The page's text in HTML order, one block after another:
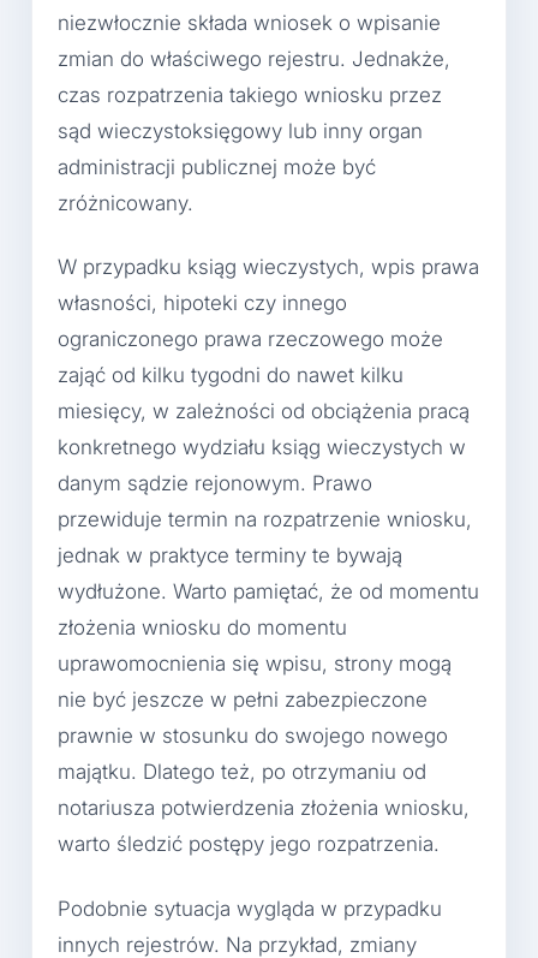
niezwłocznie składa wniosek o wpisanie
zmian do właściwego rejestru. Jednakże,
czas rozpatrzenia takiego wniosku przez
sąd wieczystoksięgowy lub inny organ
administracji publicznej może być
zróżnicowany.
W przypadku ksiąg wieczystych, wpis prawa
własności, hipoteki czy innego
ograniczonego prawa rzeczowego może
zająć od kilku tygodni do nawet kilku
miesięcy, w zależności od obciążenia pracą
konkretnego wydziału ksiąg wieczystych w
danym sądzie rejonowym. Prawo
przewiduje termin na rozpatrzenie wniosku,
jednak w praktyce terminy te bywają
wydłużone. Warto pamiętać, że od momentu
złożenia wniosku do momentu
uprawomocnienia się wpisu, strony mogą
nie być jeszcze w pełni zabezpieczone
prawnie w stosunku do swojego nowego
majątku. Dlatego też, po otrzymaniu od
notariusza potwierdzenia złożenia wniosku,
warto śledzić postępy jego rozpatrzenia.
Podobnie sytuacja wygląda w przypadku
innych rejestrów. Na przykład, zmiany